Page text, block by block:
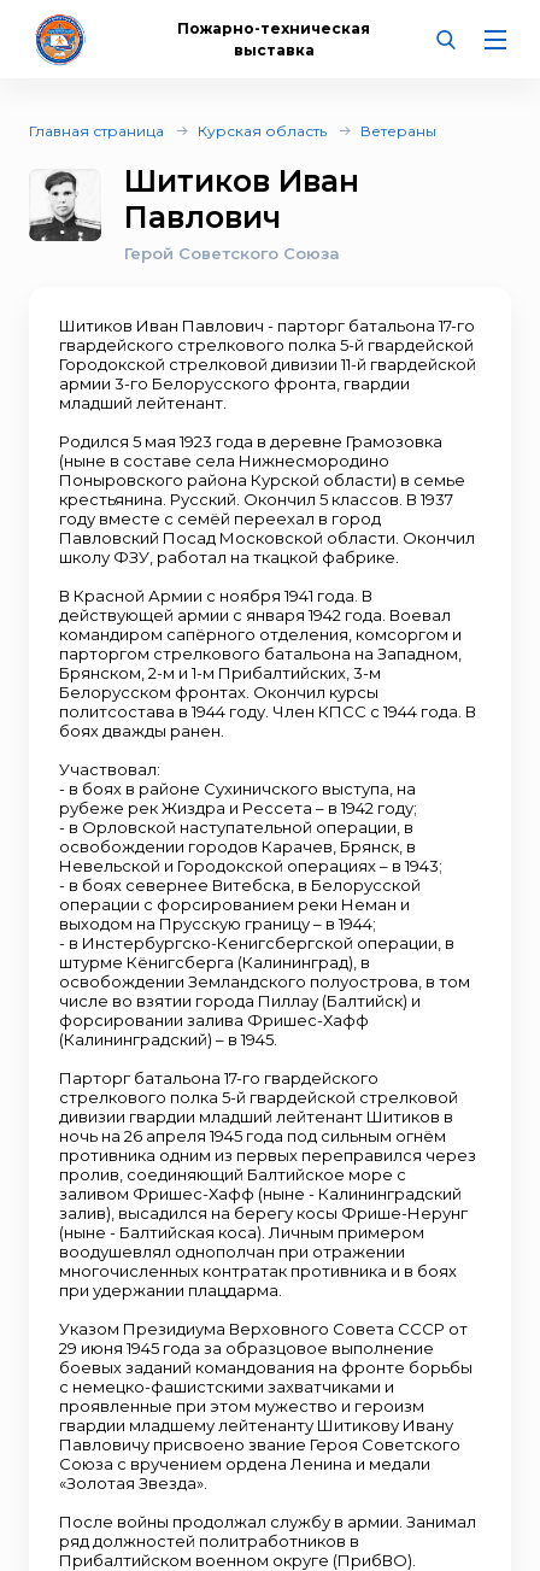
Пожарно-техническая
выставка
Главная страница Курская область Ветераны
Шитиков Иван
Павлович
Герой Советского Союза
Шитиков Иван Павлович - парторг батальона 17-го
гвардейского стрелкового полка 5-й гвардейской
Городокской стрелковой дивизии 11-й гвардейской
армии 3-го Белорусского фронта, гвардии
младший лейтенант.
Родился 5 мая 1923 года в деревне Грамозовка
(ныне в составе села Нижнесмородино
Поныровского района Курской области) в семье
крестьянина. Русский. Окончил 5 классов. В 1937
году вместе с семёй переехал в город
Павловский Посад Московской области. Окончил
школу ФЗУ, работал на ткацкой фабрике.
В Красной Армии с ноября 1941 года. В
действующей армии с января 1942 года. Воевал
командиром сапёрного отделения, комсоргом и
парторгом стрелкового батальона на Западном,
Брянском, 2-м и 1-м Прибалтийских, 3-м
Белорусском фронтах. Окончил курсы
политсостава в 1944 году. Член КПСС с 1944 года. В
боях дважды ранен.
Участвовал:
- в боях в районе Сухиничского выступа, на
рубеже рек Жиздра и Рессета – в 1942 году;
- в Орловской наступательной операции, в
освобождении городов Карачев, Брянск, в
Невельской и Городокской операциях – в 1943;
- в боях севернее Витебска, в Белорусской
операции с форсированием реки Неман и
выходом на Прусскую границу – в 1944;
- в Инстербургско-Кенигсбергской операции, в
штурме Кёнигсберга (Калининград), в
освобождении Земландского полуострова, в том
числе во взятии города Пиллау (Балтийск) и
форсировании залива Фришес-Хафф
(Калининградский) – в 1945.
Парторг батальона 17-го гвардейского
стрелкового полка 5-й гвардейской стрелковой
дивизии гвардии младший лейтенант Шитиков в
ночь на 26 апреля 1945 года под сильным огнём
противника одним из первых переправился через
пролив, соединяющий Балтийское море с
заливом Фришес-Хафф (ныне - Калининградский
залив), высадился на берегу косы Фрише-Нерунг
(ныне - Балтийская коса). Личным примером
воодушевлял однополчан при отражении
многочисленных контратак противника и в боях
при удержании плацдарма.
Указом Президиума Верховного Совета СССР от
29 июня 1945 года за образцовое выполнение
боевых заданий командования на фронте борьбы
с немецко-фашистскими захватчиками и
проявленные при этом мужество и героизм
гвардии младшему лейтенанту Шитикову Ивану
Павловичу присвоено звание Героя Советского
Союза с вручением ордена Ленина и медали
«Золотая Звезда».
После войны продолжал службу в армии. Занимал
ряд должностей политработников в
Прибалтийском военном округе (ПрибВО).